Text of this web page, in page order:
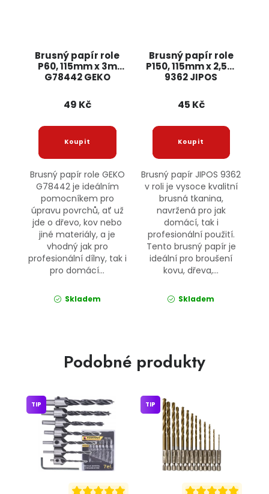
Brusný papír role
P60, 115mm x 3m
G78442 GEKO
49 Kč
Brusný papír role GEKO
G78442 je ideálním
pomocníkem pro
úpravu povrchů, ať už
jde o dřevo, kov nebo
jiné materiály, a je
vhodný jak pro
profesionální dílny, tak i
pro domácí...
Skladem
Brusný papír role
P150, 115mm x 2,5m
9362 JIPOS
45 Kč
Brusný papír JIPOS 9362
v roli je vysoce kvalitní
brusná tkanina,
navržená pro jak
domácí, tak i
profesionální použití.
Tento brusný papír je
ideální pro broušení
kovu, dřeva,...
Skladem
Podobné produkty
TIP TIP